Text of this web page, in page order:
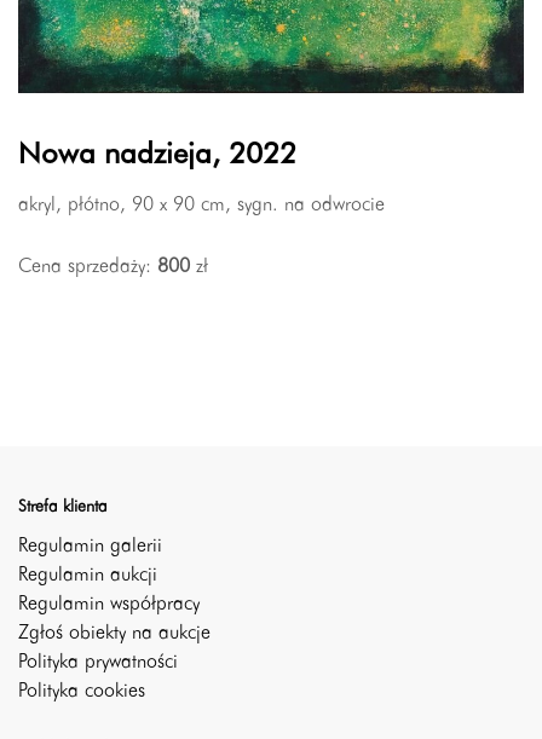
Nowa nadzieja, 2022
akryl, płótno, 90 x 90 cm, sygn. na odwrocie
Cena sprzedaży: 800 zł
Strefa klienta
Regulamin galerii
Regulamin aukcji
Regulamin współpracy
Zgłoś obiekty na aukcje
Polityka prywatności
Polityka cookies